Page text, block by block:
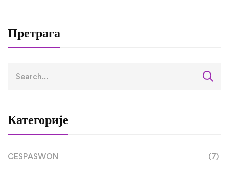
Претрага
Категорије
CESPASWON (7)